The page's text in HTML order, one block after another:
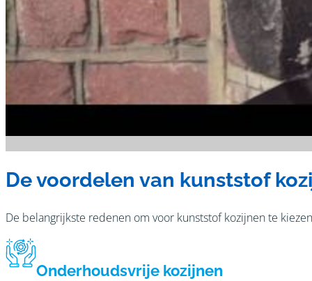
De voordelen van kunststof
De belangrijkste redenen om voor kunststof kozijnen te kiezen
Onderhoudsvrije kozijnen